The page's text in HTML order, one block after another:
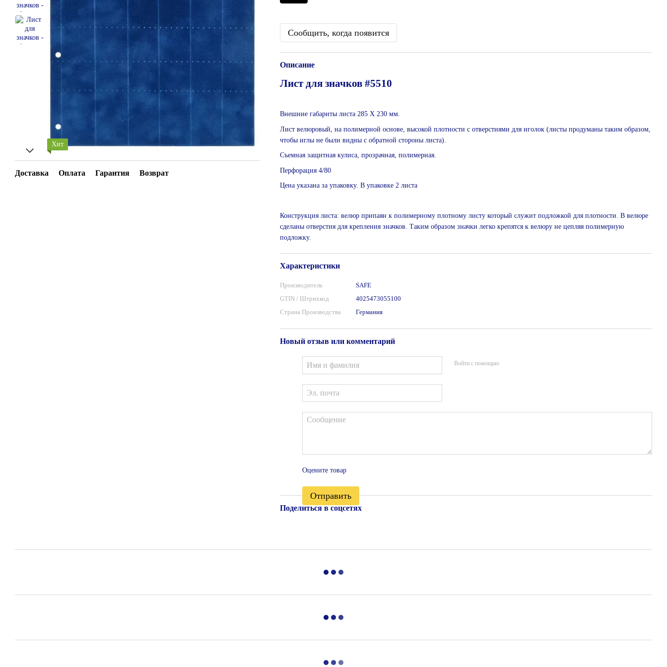
Хит
Доставка Оплата Гарантия Возврат
Сообщить, когда появится
Описание
Лист для значков #5510
Внешние габариты листа 285 Х 230 мм.
Лист велюровый, на полимерной основе, высокой плотности с отверстиями для иголок (листы продуманы таким образом,
чтобы иглы не были видны с обратной стороны листа).
Съемная защитная кулиса, прозрачная, полимерная.
Перфорация 4/80
Цена указана за упаковку. В упаковке 2 листа
Конструкция листа: велюр припаян к полимерному плотному листу который служит подложкой для плотности. В велюре
сделаны отверстия для крепления значков. Таким образом значки легко крепятся к велюру не цепляя полимерную
подложку.
Характеристики
Производитель
SAFE
GTIN / Штрихкод
4025473055100
Страна Производства
Германия
Новый отзыв или комментарий
Войти с помощью
Оцените товар
Отправить
Поделиться в соцсетях